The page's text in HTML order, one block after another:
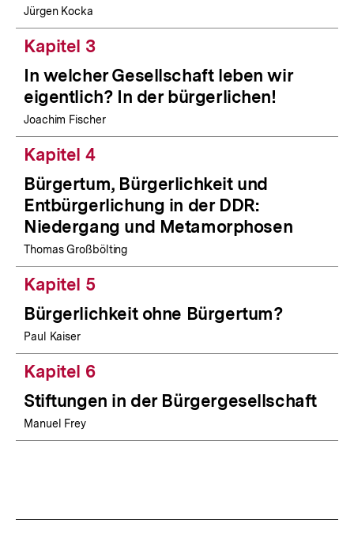
Jürgen Kocka
Kapitel 3
In welcher Gesellschaft leben wir
eigentlich? In der bürgerlichen!
Joachim Fischer
Kapitel 4
Bürgertum, Bürgerlichkeit und
Entbürgerlichung in der DDR:
Niedergang und Metamorphosen
Thomas Großbölting
Kapitel 5
Bürgerlichkeit ohne Bürgertum?
Paul Kaiser
Kapitel 6
Stiftungen in der Bürgergesellschaft
Manuel Frey